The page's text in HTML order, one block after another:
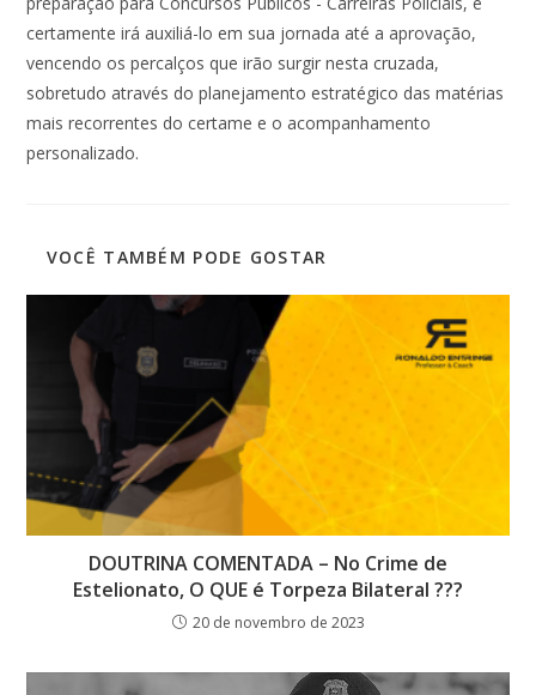
certamente irá auxiliá-lo em sua jornada até a aprovação,
vencendo os percalços que irão surgir nesta cruzada,
sobretudo através do planejamento estratégico das matérias
mais recorrentes do certame e o acompanhamento
personalizado.
VOCÊ TAMBÉM PODE GOSTAR
DOUTRINA COMENTADA – No Crime de
Estelionato, O QUE é Torpeza Bilateral ???
20 de novembro de 2023